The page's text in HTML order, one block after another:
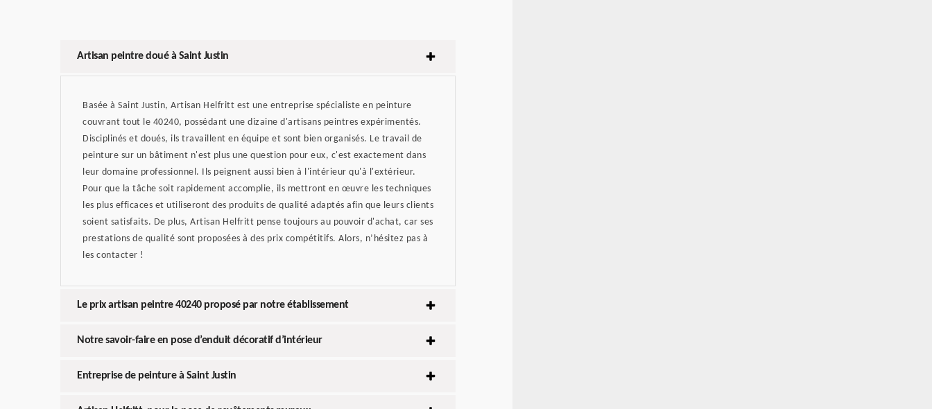
Artisan peintre doué à Saint Justin
Basée à Saint Justin, Artisan Helfritt est une entreprise spécialiste en peinture
couvrant tout le 40240, possédant une dizaine d'artisans peintres expérimentés.
Disciplinés et doués, ils travaillent en équipe et sont bien organisés. Le travail de
peinture sur un bâtiment n'est plus une question pour eux, c'est exactement dans
leur domaine professionnel. Ils peignent aussi bien à l'intérieur qu'à l'extérieur.
Pour que la tâche soit rapidement accomplie, ils mettront en œuvre les techniques
les plus efficaces et utiliseront des produits de qualité adaptés afin que leurs clients
soient satisfaits. De plus, Artisan Helfritt pense toujours au pouvoir d'achat, car ses
prestations de qualité sont proposées à des prix compétitifs. Alors, n’hésitez pas à
les contacter !
Le prix artisan peintre 40240 proposé par notre établissement
Notre savoir-faire en pose d’enduit décoratif d’intérieur
Entreprise de peinture à Saint Justin